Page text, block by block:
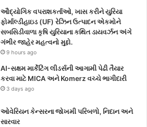
ઔદ્યોગિક વપરાશકર્તાઓ, ખાસ કરીને યુરિયા
ફોર્માલ્ડીહાઇડ (UF) રેઝિન ઉત્પાદન એકમોને
સબસિડીવાળા કૃષિ યુરિયાના કથિત ડાયવર્ઝન અંગે
ગંભીર જાહેર મહત્વનો મુદ્દો.
9 hours ago
AI-સક્ષમ માર્કેટિંગ લીડર્સની આગામી પેઢી તૈયાર
કરવા માટે MICA અને Komerz વચ્ચે ભાગીદારી
3 days ago
ઓવેરિયન કેન્સરના જોખમી પરિબળો, નિદાન અને
સારવાર